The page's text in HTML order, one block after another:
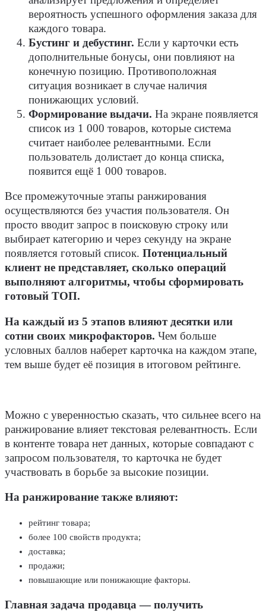
вероятность успешного оформления заказа для
каждого товара.
Бустинг и дебустинг. Если у карточки есть
дополнительные бонусы, они повлияют на
конечную позицию. Противоположная
ситуация возникает в случае наличия
понижающих условий.
Формирование выдачи. На экране появляется
список из 1 000 товаров, которые система
считает наиболее релевантными. Если
пользователь долистает до конца списка,
появится ещё 1 000 товаров.
Все промежуточные этапы ранжирования
осуществляются без участия пользователя. Он
просто вводит запрос в поисковую строку или
выбирает категорию и через секунду на экране
появляется готовый список. Потенциальный
клиент не представляет, сколько операций
выполняют алгоритмы, чтобы сформировать
готовый ТОП.
На каждый из 5 этапов влияют десятки или
сотни своих микрофакторов. Чем больше
условных баллов наберет карточка на каждом этапе,
тем выше будет её позиция в итоговом рейтинге.
Можно с уверенностью сказать, что сильнее всего на
ранжирование влияет текстовая релевантность. Если
в контенте товара нет данных, которые совпадают с
запросом пользователя, то карточка не будет
участвовать в борьбе за высокие позиции.
На ранжирование также влияют:
рейтинг товара;
более 100 свойств продукта;
доставка;
продажи;
повышающие или понижающие факторы.
Главная задача продавца — получить